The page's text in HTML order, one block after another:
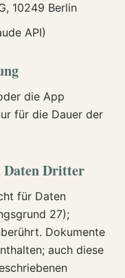
10249 Berlin
API)
die App
für die Dauer der
Daten Dritter
für Daten
27);
Dokumente
auch diese